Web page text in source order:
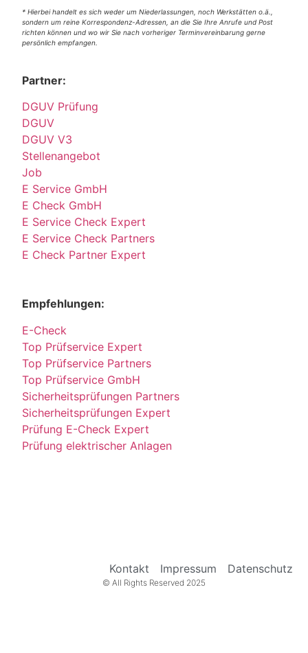
* Hierbei handelt es sich weder um Niederlassungen, noch Werkstätten o.ä.,
sondern um reine Korrespondenz-Adressen, an die Sie Ihre Anrufe und Post
richten können und wo wir Sie nach vorheriger Terminvereinbarung gerne
persönlich empfangen.
Partner:
DGUV Prüfung
DGUV
DGUV V3
Stellenangebot
Job
E Service GmbH
E Check GmbH
E Service Check Expert
E Service Check Partners
E Check Partner Expert
Empfehlungen:
E-Check
Top Prüfservice Expert
Top Prüfservice Partners
Top Prüfservice GmbH
Sicherheitsprüfungen Partners
Sicherheitsprüfungen Expert
Prüfung E-Check Expert
Prüfung elektrischer Anlagen
Kontakt Impressum Datenschutz
© All Rights Reserved 2025